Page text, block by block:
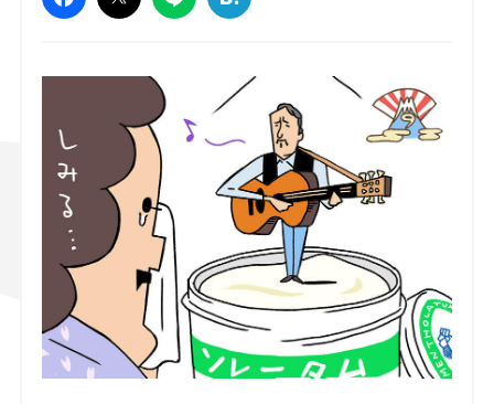
Campaign
人気のハッシュタグ
スズキ ジムニー｜Suzuki Jimny
スズキ｜Suzuki
マツダ｜Mazda
マツダ ロードスター｜Mazda Roadster